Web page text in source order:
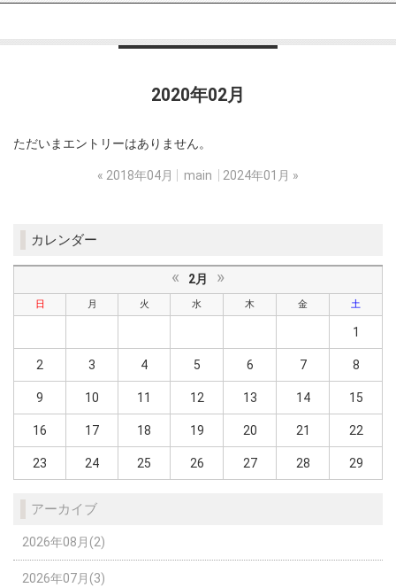
2020年02月
ただいまエントリーはありません。
« 2018年04月 main 2024年01月 »
カレンダー
« 2月 »
日 月 火 水 木 金 土
1
2 3 4 5 6 7 8
9 10 11 12 13 14 15
16 17 18 19 20 21 22
23 24 25 26 27 28 29
アーカイブ
2026年08月(2)
2026年07月(3)